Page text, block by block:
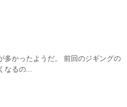
多かったようだ。 前回のジギングの
るの...